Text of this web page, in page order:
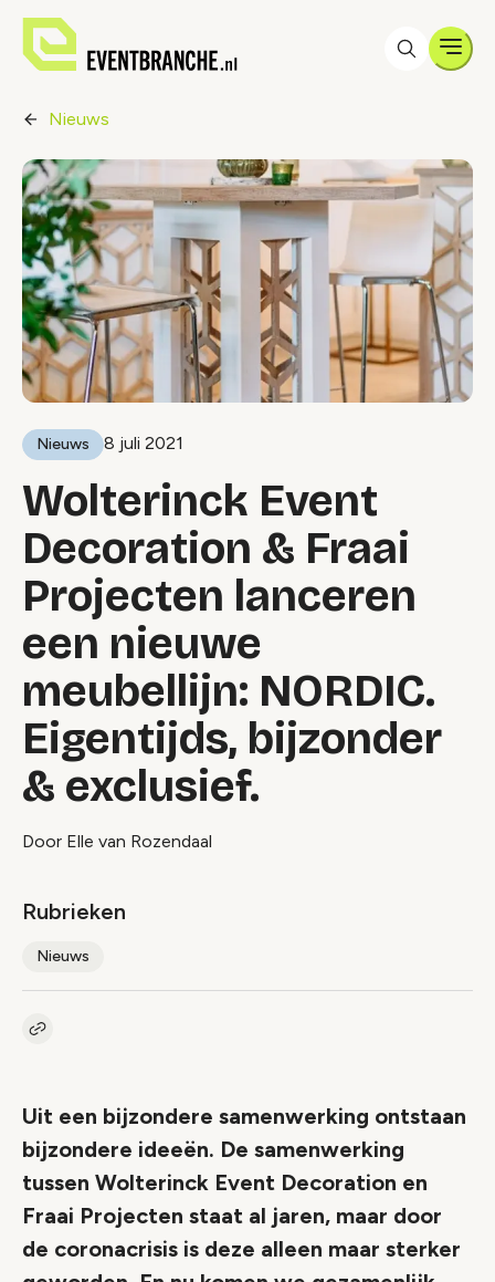
Nieuws
Nieuws 8 juli 2021
Wolterinck Event
Decoration & Fraai
Projecten lanceren
een nieuwe
meubellijn: NORDIC.
Eigentijds, bijzonder
& exclusief.
Door Elle van Rozendaal
Rubrieken
Nieuws
Kopieer link naar artikel
Uit een bijzondere samenwerking ontstaan
bijzondere ideeën. De samenwerking
tussen Wolterinck Event Decoration en
Fraai Projecten staat al jaren, maar door
de coronacrisis is deze alleen maar sterker